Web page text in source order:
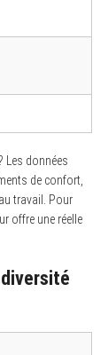
Les données
de confort,
travail. Pour
offre une réelle